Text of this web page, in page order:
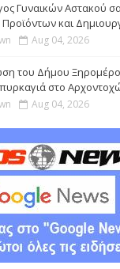
Γυναικών Αστακού
και
Aug 04, 2026
του Δήμου
στο
Aug 04, 2026